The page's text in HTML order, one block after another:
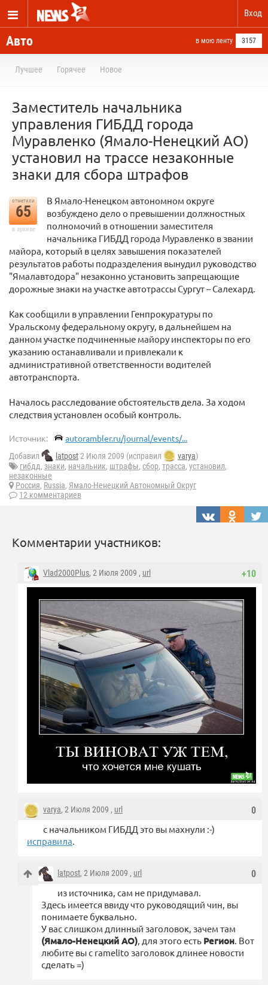
Вход
Авто в мою ленту 3157
Лучшее Горячее Новое
Заместитель начальника
управления ГИБДД города
Муравленко (Ямало-Ненецкий АО)
установил на трассе незаконные
знаки для сбора штрафов
отметили
65
в архиве
В Ямало-Ненецком автономном округе
возбуждено дело о превышении должностных
полномочий в отношении заместителя
начальника ГИБДД города Муравленко в звании
майора, который в целях завышения показателей
результатов работы подразделения вынудил руководство
"Ямалавтодора" незаконно установить запрещающие
дорожные знаки на участке автотрассы Сургут – Салехард.
Как сообщили в управлении Генпрокуратуры по
Уральскому федеральному округу, в дальнейшем на
данном участке подчиненные майору инспекторы по его
указанию останавливали и привлекали к
административной ответственности водителей
автотранспорта.
Началось расследование обстоятельств дела. За ходом
следствия установлен особый контроль.
Источник: autorambler.ru/journal/events/...
Добавил latpost2 Июля 2009 (исправил varya)
гибдд, знаки, начальник, штрафы, сбор, трасса, установил,
незаконные
Россия, Russia, Ямало-Ненецкий Автономный Округ
12 комментариев
Комментарии участников:
+10
Vlad2000Plus, 2 Июля 2009 , url
0
varya, 2 Июля 2009 , url
с начальником ГИБДД это вы махнули :-)
исправила
0
latpost, 2 Июля 2009 , url
из источника, сам не придумавал.
Здесь имеется ввиду что руководящий чин, вы
понимаете буквально.
У вас слишком длинный заголовок, зачем там
(Ямало-Ненецкий АО) , для этого есть Регион . Вот
любите вы с ramelito заголовок длинее новости
сделать =)